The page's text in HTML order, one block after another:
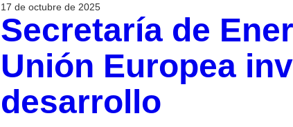
17 de octubre de 2025
Secretaría de
Unión Europea
desarrollo